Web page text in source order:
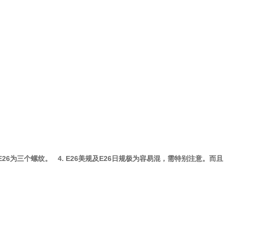
为三个螺纹。 4. E26美规及E26日规极为容易混，需特别注意。而且